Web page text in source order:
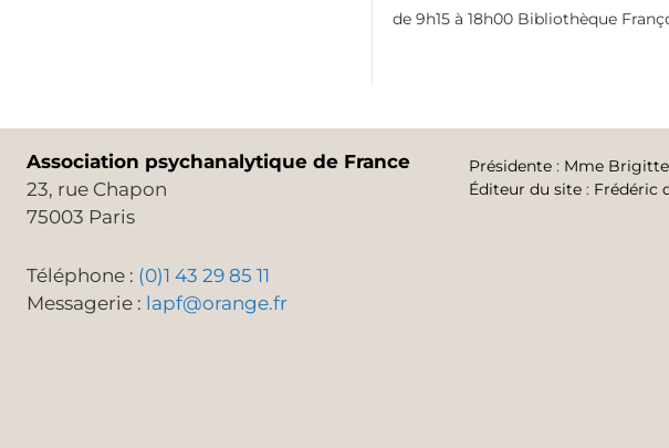
de 9h15 à 18h00 Bibliothèque
Association psychanalytique de France
23, rue Chapon
75003 Paris
Téléphone : (0)1 43 29 85 11
Messagerie : lapf@orange.fr
Présidente: Mme
Éditeur du site: Frédéric